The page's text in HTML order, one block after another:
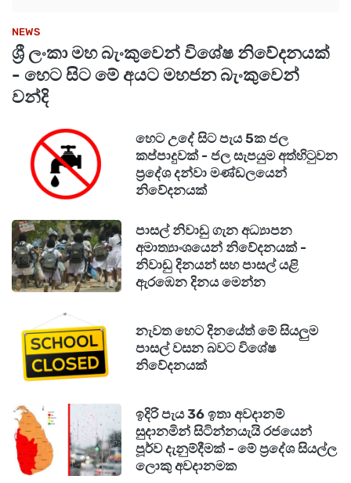
NEWS
ශ්‍රී ලංකා මහ බැංකුවෙන් විශේෂ නිවේදනයක්
- හෙට සිට මේ අයට මහජන බැංකුවෙන්
වන්දි
හෙට උදේ සිට පැය 5ක ජල
කප්පාදුවක් - ජල සැපයුම අත්හිටුවන
ප්‍රදේශ දන්වා මණ්ඩලයෙන්
නිවේදනයක්
පාසල් නිවාඩු ගැන අධ්‍යාපන
අමාත්‍යාංශයෙන් නිවේදනයක් -
නිවාඩු දිනයන් සහ පාසල් යළි
ඇරඹෙන දිනය මෙන්න
නැවත හෙට දිනයේත් මේ සියලුම
පාසල් වසන බවට විශේෂ
නිවේදනයක්
ඉදිරි පැය 36 ඉතා අවදානම්
සුදානමින් සිටින්නයැයි රජයෙන්
පූර්ව දැනුම්දීමක් - මේ ප්‍රදේශ සියල්ල
ලොකු අවදානමක